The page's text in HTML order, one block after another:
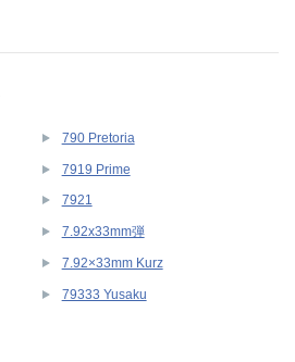
790 Pretoria
7919 Prime
7921
7.92x33mm弾
7.92×33mm Kurz
79333 Yusaku